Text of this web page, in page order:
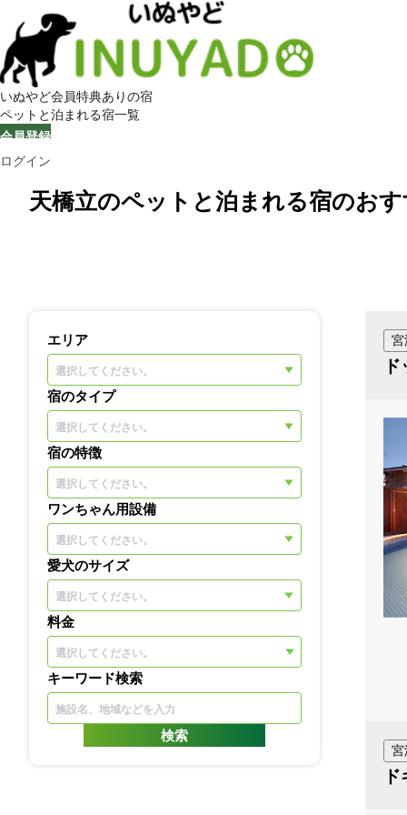
いぬやど会員特典ありの宿
ペットと泊まれる宿一覧
会員登録
ログイン
天橋立のペットと泊まれる宿のお
宮
宮
エリア
選択してください。
宿のタイプ
選択してください。
宿の特徴
選択してください。
ワンちゃん用設備
選択してください。
愛犬のサイズ
選択してください。
料金
キーワード検索